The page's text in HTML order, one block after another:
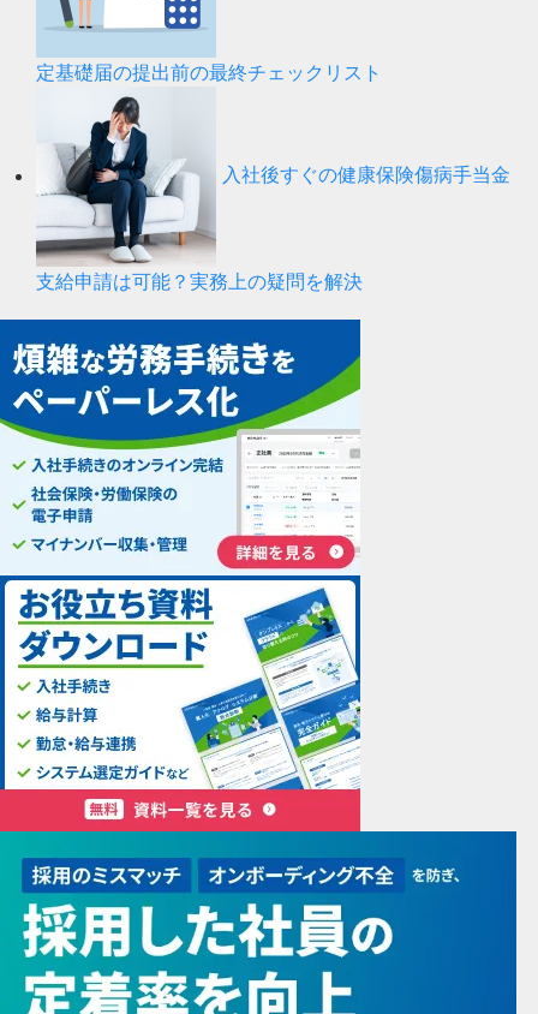
定基礎届の提出前の最終チェックリスト
入社後すぐの健康保険傷病手当金
支給申請は可能？実務上の疑問を解決